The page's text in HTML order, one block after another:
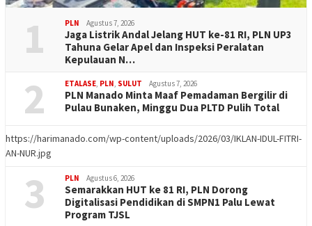
1 PLN Agustus 7, 2026
Jaga Listrik Andal Jelang HUT ke-81 RI, PLN UP3
Tahuna Gelar Apel dan Inspeksi Peralatan
Kepulauan N…
2 ETALASE PLN SULUT Agustus 7, 2026
PLN Manado Minta Maaf Pemadaman Bergilir di
Pulau Bunaken, Minggu Dua PLTD Pulih Total
https://harimanado.com/wp-content/uploads/2026/03/IKLAN-IDUL-FITRI-
AN-NUR.jpg
3 PLN Agustus 6, 2026
Semarakkan HUT ke 81 RI, PLN Dorong
Digitalisasi Pendidikan di SMPN1 Palu Lewat
Program TJSL